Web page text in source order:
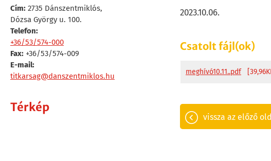
Cím: 2735 Dánszentmiklós,
Dózsa György u. 100.
Telefon:
+36/53/574-000
Fax: +36/53/574-009
E-mail:
titkarsag@danszentmiklos.hu
Térkép
2023.10.06.
Csatolt fájl(ok)
meghívó10.11..pdf
vissza az előző